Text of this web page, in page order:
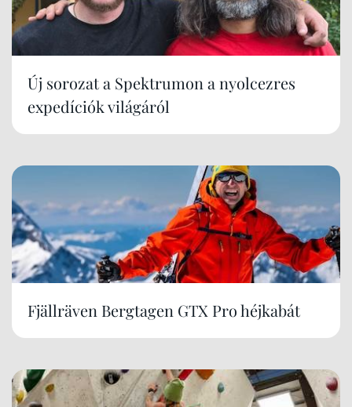
Új sorozat a Spektrumon a nyolcezres
expedíciók világáról
Fjällräven Bergtagen GTX Pro héjkabát